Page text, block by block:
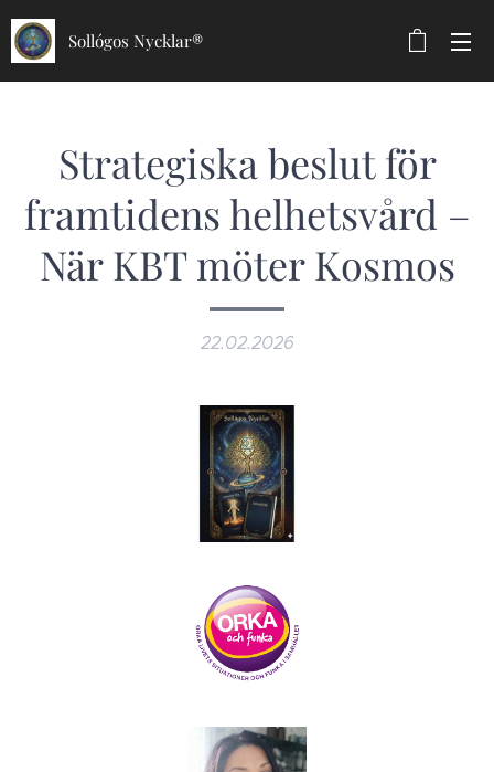
Sollógos Nycklar®
Strategiska beslut för
framtidens helhetsvård –
När KBT möter Kosmos
22.02.2026